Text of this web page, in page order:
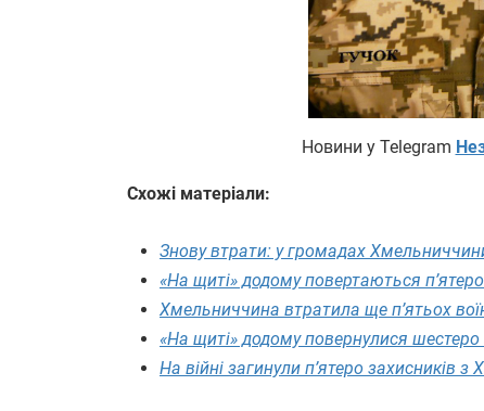
Новини у Telegram
Схожі матеріали:
Знову втрати: у громадах
«На щиті» додому повертаються
Хмельниччина втратила ще п’ятьох
«На щиті» додому повернулися
На війні загинули п’ятеро захисників